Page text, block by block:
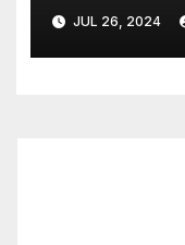
JUL 26, 2024